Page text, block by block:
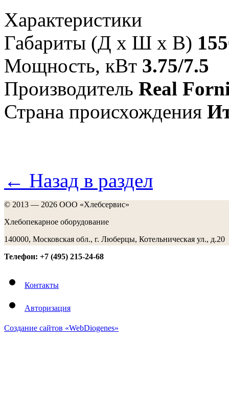
Характеристики
Габариты (Д х Ш х В)
Мощность, кВт 3.75/7.5
Производитель Real
Страна происхождения
← Назад в раздел
© 2013 — 2026 ООО «Хлебсервис»
Хлебопекарное оборудование
140000, Московская обл., г. Люберцы, Котельническая ул., д.20
Телефон: +7 (495) 215-24-68
Контакты
Авторизация
Создание сайтов «WebDiogenes»